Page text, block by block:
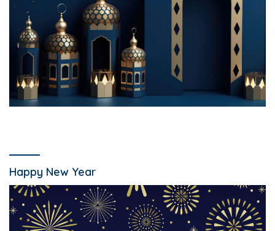
Happy New Year